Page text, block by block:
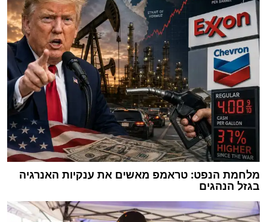
מלחמת הנפט: טראמפ מאשים את ענקיות האנרגיה
בגזל הנהגים